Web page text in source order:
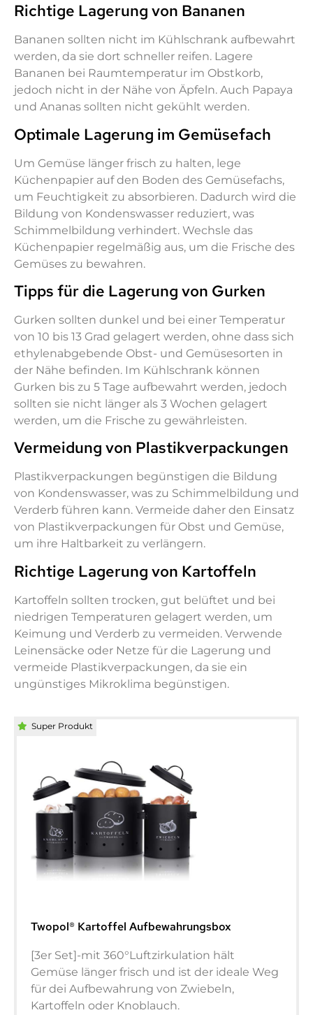
Richtige Lagerung von Bananen
Bananen sollten nicht im Kühlschrank aufbewahrt
werden, da sie dort schneller reifen. Lagere
Bananen bei Raumtemperatur im Obstkorb,
jedoch nicht in der Nähe von Äpfeln. Auch Papaya
und Ananas sollten nicht gekühlt werden.
Optimale Lagerung im Gemüsefach
Um Gemüse länger frisch zu halten, lege
Küchenpapier auf den Boden des Gemüsefachs,
um Feuchtigkeit zu absorbieren. Dadurch wird die
Bildung von Kondenswasser reduziert, was
Schimmelbildung verhindert. Wechsle das
Küchenpapier regelmäßig aus, um die Frische des
Gemüses zu bewahren.
Tipps für die Lagerung von Gurken
Gurken sollten dunkel und bei einer Temperatur
von 10 bis 13 Grad gelagert werden, ohne dass sich
ethylenabgebende Obst- und Gemüsesorten in
der Nähe befinden. Im Kühlschrank können
Gurken bis zu 5 Tage aufbewahrt werden, jedoch
sollten sie nicht länger als 3 Wochen gelagert
werden, um die Frische zu gewährleisten.
Vermeidung von Plastikverpackungen
Plastikverpackungen begünstigen die Bildung
von Kondenswasser, was zu Schimmelbildung und
Verderb führen kann. Vermeide daher den Einsatz
von Plastikverpackungen für Obst und Gemüse,
um ihre Haltbarkeit zu verlängern.
Richtige Lagerung von Kartoffeln
Kartoffeln sollten trocken, gut belüftet und bei
niedrigen Temperaturen gelagert werden, um
Keimung und Verderb zu vermeiden. Verwende
Leinensäcke oder Netze für die Lagerung und
vermeide Plastikverpackungen, da sie ein
ungünstiges Mikroklima begünstigen.
Twopol® Kartoffel Aufbewahrungsbox
[3er Set]-mit 360°Luftzirkulation hält
Gemüse länger frisch und ist der ideale Weg
für dei Aufbewahrung von Zwiebeln,
Kartoffeln oder Knoblauch.
Super Produkt